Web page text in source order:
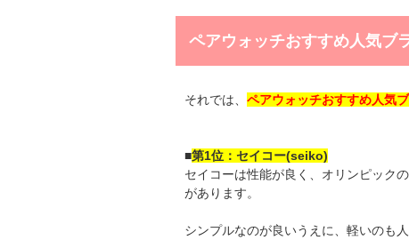
ペアウォッチおすすめ人気ブ
それでは、 ペアウォッチおすすめ人気
■第1位：セイコー(seiko)
セイコーは性能が良く、オリンピック
があります。
シンプルなのが良いうえに、軽いのも